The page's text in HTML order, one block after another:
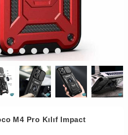
M4 Pro Kılıf Impact